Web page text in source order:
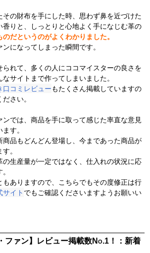
の財布を手にした時、思わず鼻を近づけた
香りと、しっとりと心地よく手になじむ革の
だというのがよくわかりました。
になってしまった瞬間です。
られて、多くの人にココマイスターの良さを
サイトまで作ってしまいました。
口コミレビューもたくさん掲載していますの
さい。
ンでは、商品を手に取って感じた率直な意見
す。
商品もどんどん登場し、今まであった商品が
。
生産量が一定ではなく、仕入れの状況に応
ありますので、こちらでもその度修正は行
サイト でもご確認くださいますようお願いい
ファン】レビュー掲載数No.1！：新着